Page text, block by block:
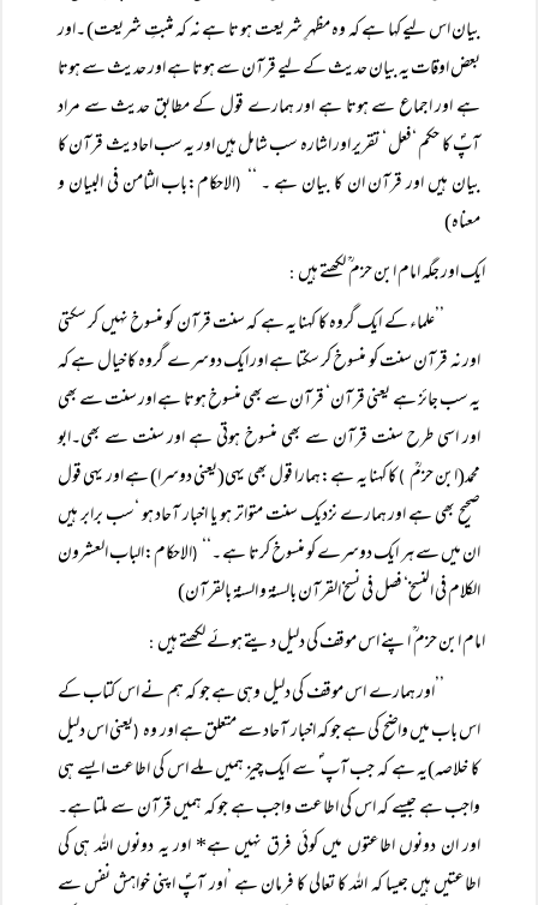
بیان اس لیے کہا ہے کہ وہ مظہرِ شریعت ہو تا ہے نہ کہ مثبتِ شریعت) ۔اور
بعض اوقات یہ بیان حدیث کے لیے قرآن سے ہوتا ہے اور حدیث سے ہوتا
ہے اور اجماع سے ہوتا ہے اور ہمارے قول کے مطابق حدیث سے مراد
آپؐ کا حکم ‘فعل ‘ تقریر اور اشارہ سب شامل ہیں اور یہ سب احادیث قرآن کا
بیان ہیں اور قرآن ان کا بیان ہے ۔ ‘‘
(الاحکام:باب الثامن فی البیان و
معناہ)
ایک اور جگہ امام ابن حزم ؒ لکھتے ہیں :
’’علماء کے ایک گروہ کا کہنا یہ ہے کہ سنت قرآن کو منسوخ نہیں کر سکتی
اور نہ قرآن سنت کو منسوخ کر سکتا ہے اور ایک دوسرے گروہ کا خیال ہے کہ
یہ سب جائز ہے یعنی قرآن‘ قرآن سے بھی منسوخ ہوتا ہے اور سنت سے بھی
اور اسی طرح سنت قرآن سے بھی منسوخ ہوتی ہے اور سنت سے بھی۔ابو
محمد(ابن حزمؒ )کا کہنا یہ ہے:ہمارا قول بھی یہی(یعنی دوسرا) ہے اور یہی قول
صحیح بھی ہے اور ہمارے نزدیک سنت متواتر ہو یا اخبار آحاد ہو ‘سب برابر ہیں
ان میں سے ہر ایک دوسرے کو منسوخ کرتا ہے ۔‘‘
(الاحکام:الباب العشرون
الکلام فی النسخ‘ فصل فی نسخ القرآن بالسنۃ و السنۃ بالقرآن)
امام ابن حزم ؒ اپنے اس موقف کی دلیل دیتے ہوئے لکھتے ہیں :
’’اور ہمارے اس موقف کی دلیل وہی ہے جو کہ ہم نے اس کتاب کے
اس باب میں واضح کی ہے جو کہ اخبار آحاد سے متعلق ہے اور وہ(یعنی اس دلیل
کا خلاصہ)یہ ہے کہ جب آپ ؐ سے ایک چیز ہمیں ملے اس کی اطاعت ایسے ہی
واجب ہے جیسے کہ اس کی اطاعت واجب ہے جو کہ ہمیں قرآن سے ملتا ہے۔
اور ان دونوں اطاعتوں میں کوئی فرق نہیں ہے* اور یہ دونوں اللہ ہی کی
اطاعتیں ہیں جیسا کہ اللہ کا تعالی کا فرمان ہے ’اور آپؐ اپنی خواہش نفس سے